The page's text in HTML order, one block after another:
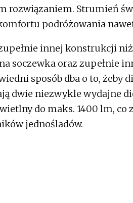
rozwiązaniem. Strumień
podróżowania
innej konstrukcji niż
soczewka oraz zupełnie
sposób dba o to, żeby
dwie niezwykle wydajne
do maks. 1400 lm, co
jednośladów.